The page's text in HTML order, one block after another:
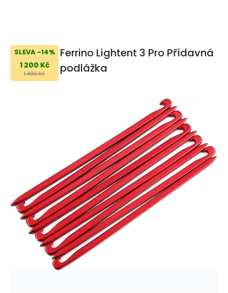
SLEVA -14%
1 200 Kč
1 400 Kč
Ferrino Lightent 3 Pro Přídavná
podlážka